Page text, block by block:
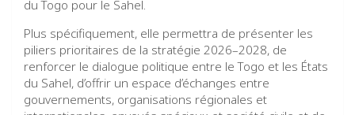
du Togo pour le Sahel.
Plus spécifiquement, elle permettra de présenter les
piliers prioritaires de la stratégie 2026–2028, de
renforcer le dialogue politique entre le Togo et les États
du Sahel, d’offrir un espace d’échanges entre
gouvernements, organisations régionales et